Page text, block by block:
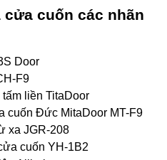
cửa cuốn các nhãn
Door
F9
liền TitaDoor
cuốn Đức MitaDoor MT-F9
xa JGR-208
cuốn YH-1B2